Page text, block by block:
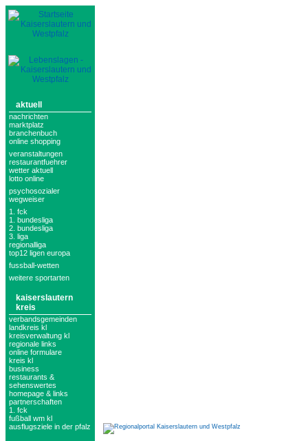
aktuell
nachrichten
marktplatz
branchenbuch
online shopping
veranstaltungen
restaurantfuehrer
wetter aktuell
lotto online
psychosozialer
wegweiser
1. fck
1. bundesliga
2. bundesliga
3. liga
regionalliga
top12 ligen europa
fussball-wetten
weitere sportarten
kaiserslautern
kreis
verbandsgemeinden
landkreis kl
kreisverwaltung kl
regionale links
online formulare
kreis kl
business
restaurants &
sehenswertes
homepage & links
partnerschaften
1. fck
fußball wm kl
ausflugsziele in der pfalz